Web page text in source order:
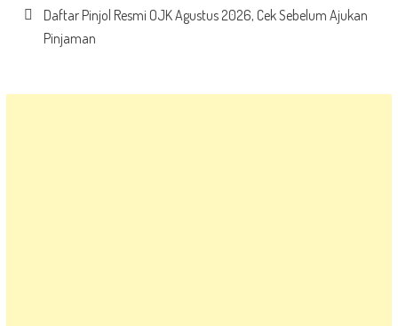
Daftar Pinjol Resmi OJK Agustus 2026, Cek Sebelum Ajukan
Pinjaman